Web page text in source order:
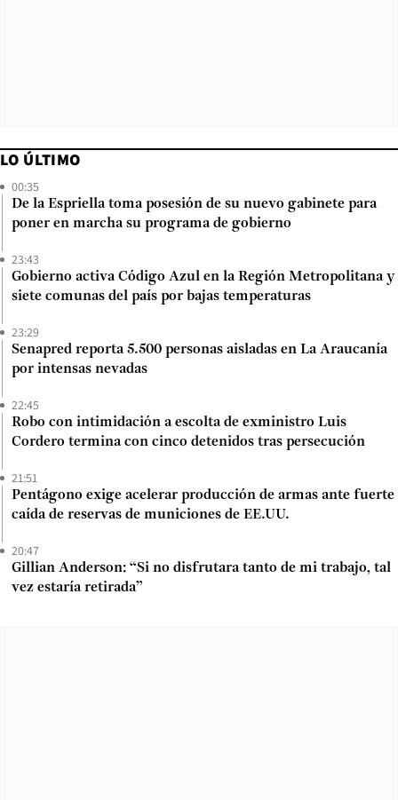
LO ÚLTIMO
00:35
De la Espriella toma posesión de su nuevo gabinete para
poner en marcha su programa de gobierno
23:43
Gobierno activa Código Azul en la Región Metropolitana y
siete comunas del país por bajas temperaturas
23:29
Senapred reporta 5.500 personas aisladas en La Araucanía
por intensas nevadas
22:45
Robo con intimidación a escolta de exministro Luis
Cordero termina con cinco detenidos tras persecución
21:51
Pentágono exige acelerar producción de armas ante fuerte
caída de reservas de municiones de EE.UU.
20:47
Gillian Anderson: “Si no disfrutara tanto de mi trabajo, tal
vez estaría retirada”